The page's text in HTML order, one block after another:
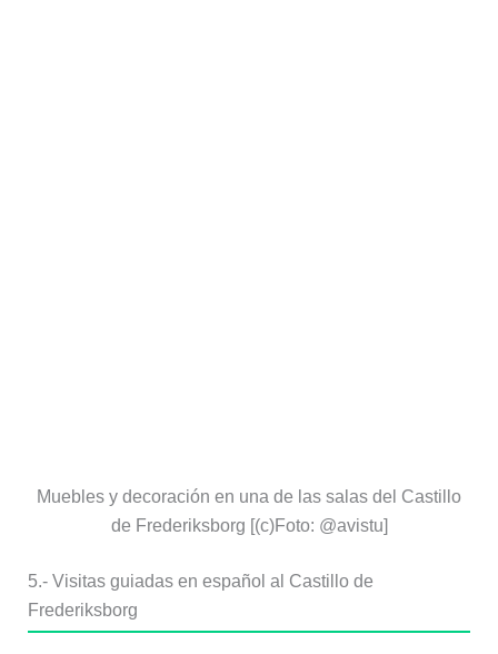
Si quieres hacer una visita guiada en español al
castillo de Frederiksborg, que dura unas 4 horas y se
realiza desde Copenhague viajando en tren hasta el